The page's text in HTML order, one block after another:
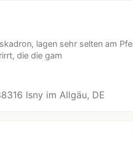
lagen sehr selten am
die die gam
Isny im Allgäu, DE